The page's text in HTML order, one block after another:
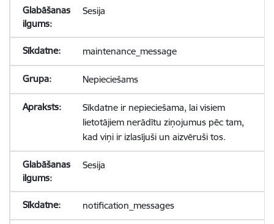
Sesija
maintenance_message
Nepieciešams
Sīkdatne ir nepieciešama, lai visiem
lietotājiem nerādītu ziņojumus pēc tam,
kad viņi ir izlasījuši un aizvēruši tos.
Sesija
notification_messages